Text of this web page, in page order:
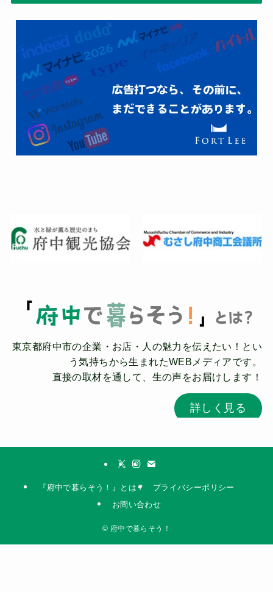
東京都府中市の企業・お店・人の魅力を伝えたい！とい
う気持ちから生まれたWEBメディアです。
直接の取材を通して、生の声をお届けします！
詳しく見る
『府中で暮らそう！』とは？
プライバシーポリシー
お問い合わせ
© 府中で暮らそう！